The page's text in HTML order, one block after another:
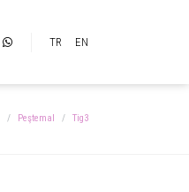
TR EN
Peştemal Tig3